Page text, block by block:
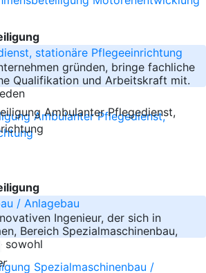
stationäre Pflegeeinrichtung
gründen, bringe fachliche
Qualifikation und Arbeitskraft mit.
/ Anlagebau
Ingenieur, der sich in
Bereich Spezialmaschinenbau,
sowohl